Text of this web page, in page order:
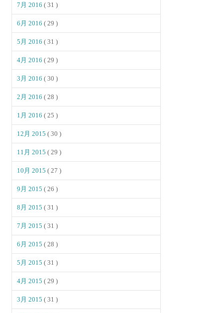
7月 2016( 31 )
6月 2016( 29 )
5月 2016( 31 )
4月 2016( 29 )
3月 2016( 30 )
2月 2016( 28 )
1月 2016( 25 )
12月 2015( 30 )
11月 2015( 29 )
10月 2015( 27 )
9月 2015( 26 )
8月 2015( 31 )
7月 2015( 31 )
6月 2015( 28 )
5月 2015( 31 )
4月 2015( 29 )
3月 2015( 31 )